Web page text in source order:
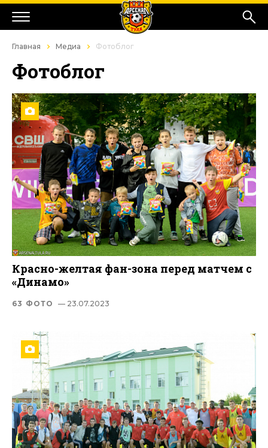
Главная Медиа Фотоблог
Фотоблог
Красно-желтая фан-зона перед матчем с
«Динамо»
63 ФОТО — 23.07.2023